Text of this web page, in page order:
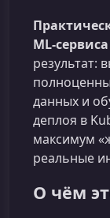
результат:
данных и
деплоя в
максимум
реальные
О чём